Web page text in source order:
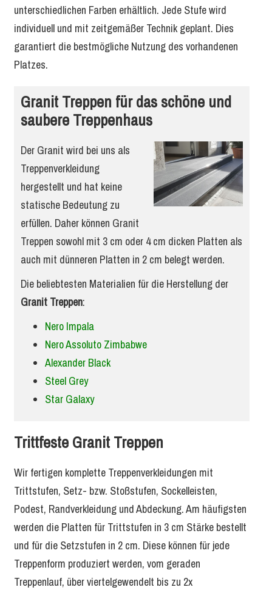
unterschiedlichen Farben erhältlich. Jede Stufe wird
individuell und mit zeitgemäßer Technik geplant. Dies
garantiert die bestmögliche Nutzung des vorhandenen
Platzes.
Granit Treppen für das schöne und
saubere Treppenhaus
Der Granit wird bei uns als
Treppenverkleidung
hergestellt und hat keine
statische Bedeutung zu
erfüllen. Daher können Granit
Treppen sowohl mit 3 cm oder 4 cm dicken Platten als
auch mit dünneren Platten in 2 cm belegt werden.
Die beliebtesten Materialien für die Herstellung der
Granit Treppen:
Nero Impala
Nero Assoluto Zimbabwe
Alexander Black
Steel Grey
Star Galaxy
Trittfeste Granit Treppen
Wir fertigen komplette Treppenverkleidungen mit
Trittstufen, Setz- bzw. Stoßstufen, Sockelleisten,
Podest, Randverkleidung und Abdeckung. Am häufigsten
werden die Platten für Trittstufen in 3 cm Stärke bestellt
und für die Setzstufen in 2 cm. Diese können für jede
Treppenform produziert werden, vom geraden
Treppenlauf, über viertelgewendelt bis zu 2x